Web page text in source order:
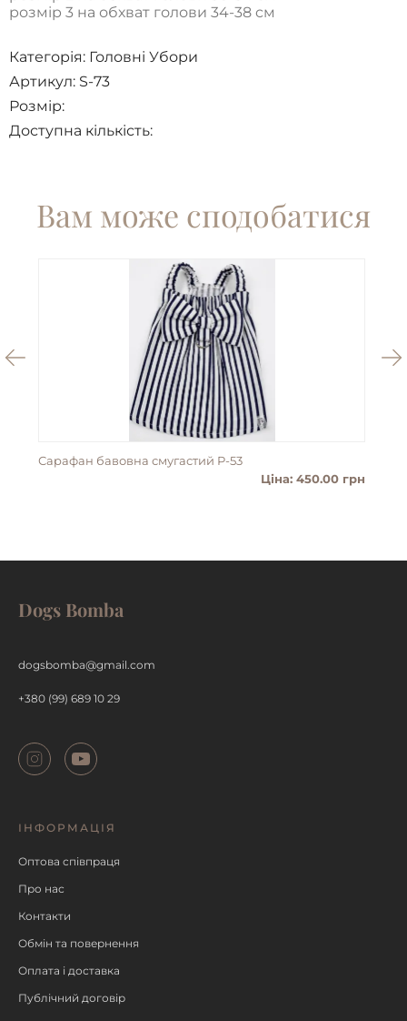
розмір 3 на обхват голови 34-38 cм
Категорія: Головні Убори
Артикул: S-73
Розмір:
Доступна кількість:
Вам може сподобатися
Сарафан бавовна смугастий P-53
Ціна: 450.00 грн
Dogs Bomba
dogsbomba@gmail.com
+380 (99) 689 10 29
ІНФОРМАЦІЯ
Оптова співпраця
Про нас
Контакти
Обмін та повернення
Оплата і доставка
Публічний договір